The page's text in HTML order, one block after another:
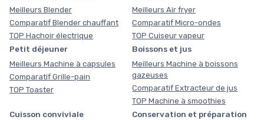
Meilleurs Blender
Comparatif Blender chauffant
TOP Hachoir électrique
Meilleurs Air fryer
Comparatif Micro-ondes
TOP Cuiseur vapeur
Petit déjeuner
Meilleurs Machine à capsules
Comparatif Grille-pain
TOP Toaster
Boissons et jus
Meilleurs Machine à boissons
gazeuses
Comparatif Extracteur de jus
TOP Machine à smoothies
Cuisson conviviale
Conservation et préparation